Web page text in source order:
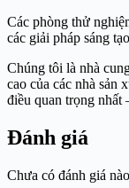
Các phòng thử
các giải pháp sáng
Chúng tôi là nhà
cao của các nhà sản
điều quan trọng nhất
Đánh giá
Chưa có đánh giá